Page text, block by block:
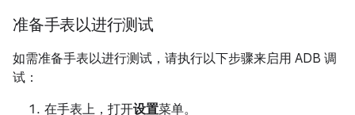
准备手表以进行测试
如需准备手表以进行测试，请执行以下步骤来启用 ADB 调
试：
在手表上，打开设置菜单。